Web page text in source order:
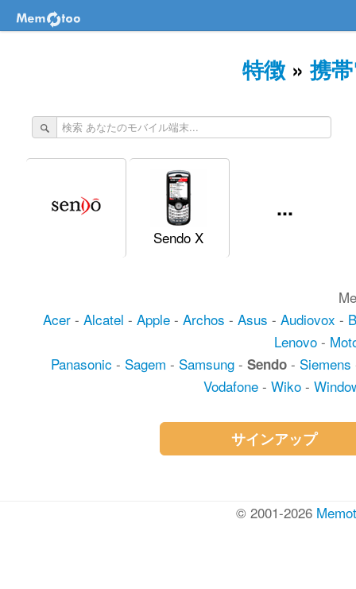
特徴 »携
Sendo X
...
Acer - Alcatel - Apple - Archos - Asus - Audiovox -
Lenovo -
Panasonic - Sagem - Samsung -Sendo - Siemens
Vodafone -Wiko -
サインアップ
© 2001-2026